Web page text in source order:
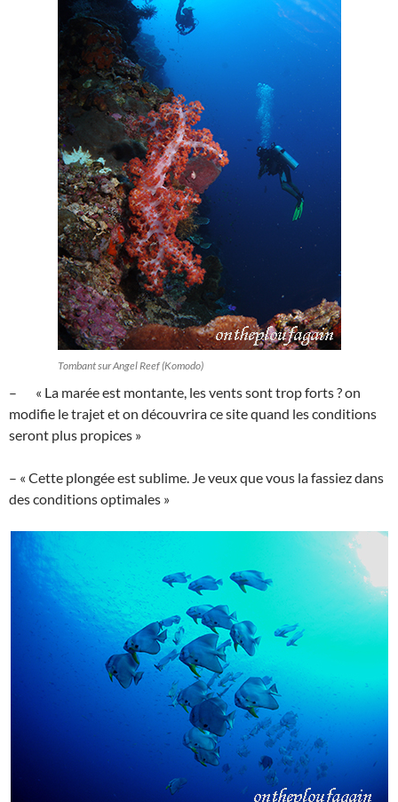
Tombant sur Angel Reef (Komodo)
– « La marée est montante, les vents sont trop forts ? on
modifie le trajet et on découvrira ce site quand les conditions
seront plus propices »
– « Cette plongée est sublime. Je veux que vous la fassiez dans
des conditions optimales »